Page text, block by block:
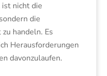
nicht die
die
handeln. Es
Herausforderungen
davonzulaufen.